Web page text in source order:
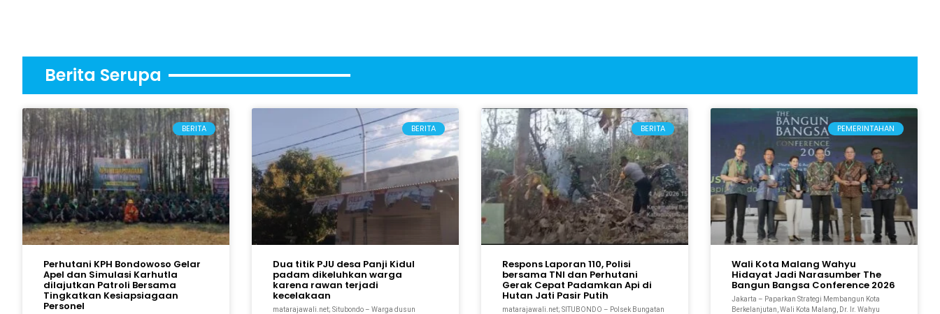
Berita Serupa
BERITA
Perhutani KPH Bondowoso Gelar
Apel dan Simulasi Karhutla
dilajutkan Patroli Bersama
Tingkatkan Kesiapsiagaan
Personel
BERITA
Dua titik PJU desa Panji Kidul
padam dikeluhkan warga
karena rawan terjadi
kecelakaan
matarajawali.net; Situbondo – Warga dusun
BERITA
Respons Laporan 110, Polisi
bersama TNI dan Perhutani
Gerak Cepat Padamkan Api di
Hutan Jati Pasir Putih
matarajawali.net; SITUBONDO – Polsek Bungatan
PEMERINTAHAN
Wali Kota Malang Wahyu
Hidayat Jadi Narasumber The
Bangun Bangsa Conference 2026
Jakarta – Paparkan Strategi Membangun Kota
Berkelanjutan, Wali Kota Malang, Dr. Ir. Wahyu